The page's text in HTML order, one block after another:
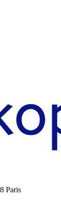
Paris